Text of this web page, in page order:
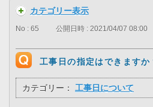
カテゴリー表示
No : 65 公開日時 : 2021/04/07 08:00
工事日の指定はできますか
カテゴリー： 工事日について